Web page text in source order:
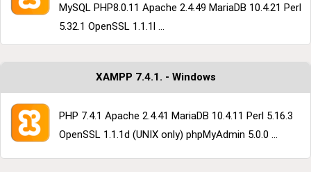
MySQL PHP8.0.11 Apache 2.4.49 MariaDB 10.4.21 Perl
5.32.1 OpenSSL 1.1.1l ...
XAMPP 7.4.1. - Windows
PHP 7.4.1 Apache 2.4.41 MariaDB 10.4.11 Perl 5.16.3
OpenSSL 1.1.1d (UNIX only) phpMyAdmin 5.0.0 ...